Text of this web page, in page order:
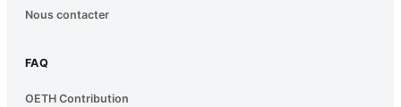
Nous contacter
FAQ
OETH Contribution